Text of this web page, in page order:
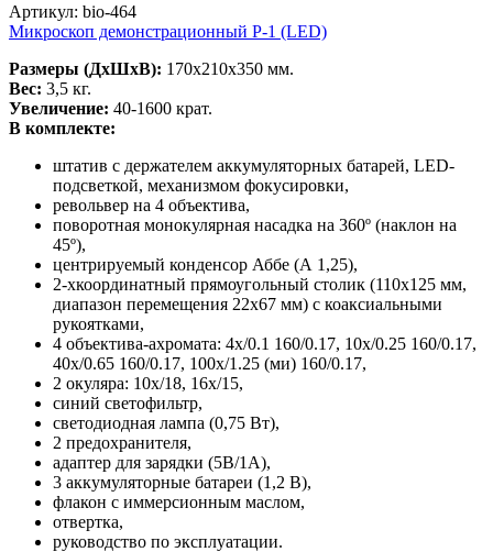
Артикул: bio-464
Микроскоп демонстрационный Р-1 (LED)
Размеры (ДхШхВ): 170х210х350 мм.
Вес: 3,5 кг.
Увеличение: 40-1600 крат.
В комплекте:
штатив с держателем аккумуляторных батарей, LED-
подсветкой, механизмом фокусировки,
револьвер на 4 объектива,
поворотная монокулярная насадка на 360º (наклон на
45º),
центрируемый конденсор Аббе (А 1,25),
2-хкоординатный прямоугольный столик (110х125 мм,
диапазон перемещения 22х67 мм) с коаксиальными
рукоятками,
4 объектива-ахромата: 4х/0.1 160/0.17, 10х/0.25 160/0.17,
40х/0.65 160/0.17, 100х/1.25 (ми) 160/0.17,
2 окуляра: 10х/18, 16х/15,
синий светофильтр,
светодиодная лампа (0,75 Вт),
2 предохранителя,
адаптер для зарядки (5В/1А),
3 аккумуляторные батареи (1,2 В),
флакон с иммерсионным маслом,
отвертка,
руководство по эксплуатации.